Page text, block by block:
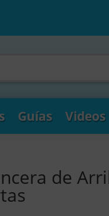
Guías Videos
de